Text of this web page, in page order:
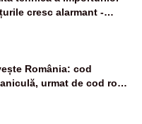
cresc alarmant -
Plus
România: cod
urmat de cod roșu
urcă spre 40°C